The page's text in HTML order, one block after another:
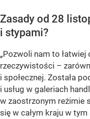
Zasady od 28
i stypami?
„Pozwoli nam to
rzeczywistości –
i społecznej. Została
i usług w galeriach
w zaostrzonym reżimie
się w całym kraju w